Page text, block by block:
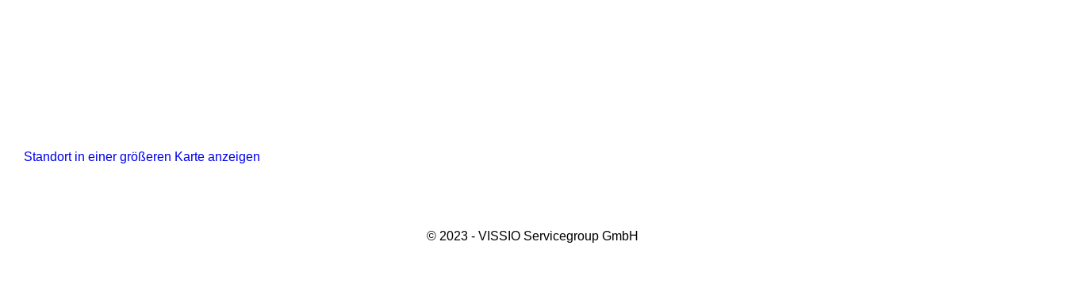
Standort in einer größeren Karte anzeigen
© 2023 - VISSIO Servicegroup GmbH